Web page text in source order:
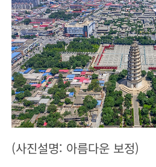
(사진설명: 아름다운 보정)